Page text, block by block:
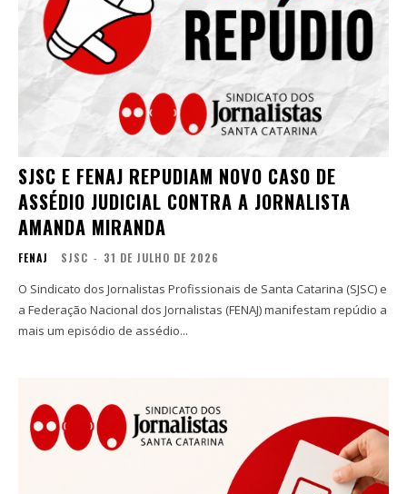
SJSC E FENAJ REPUDIAM NOVO CASO DE
ASSÉDIO JUDICIAL CONTRA A JORNALISTA
AMANDA MIRANDA
FENAJ SJSC - 31 DE JULHO DE 2026
O Sindicato dos Jornalistas Profissionais de Santa Catarina (SJSC) e
a Federação Nacional dos Jornalistas (FENAJ) manifestam repúdio a
mais um episódio de assédio...